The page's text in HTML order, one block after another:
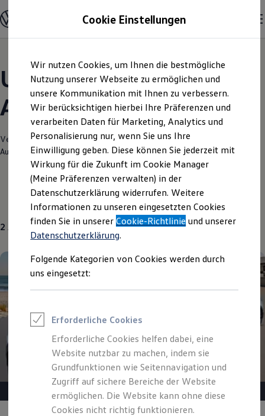
Hauptinhalt
springen
Footer
springen
Modelle und Konfigurator
Konfigurator
Modelle vergleichen
Elektroautos
ENERGY Sondermodelle
Nutzfahrzeuge
SUV und CUV
Familienautos
Kombis
Kompaktwagen
Sportwagen
Schnell verfügbare Fahrzeuge
Angebote und Produkte
Aktuelle Angebote
E-Auto-Förderung
Volkswagen Marktplatz
Die ENERGY Sondermodelle
Junge Gebrauchtwagen und Gebrauchtwagen
Volkswagen Zertifizierte Gebrauchtwagen
Elektromobilität bei Gebrauchtwagen
Saisonangebote
Reifenpakete
Leasing
Leasing-Angebote
Elektroauto Leasing
Kleinwagen-Leasing
Leasing ohne Anzahlung
Finanzierung
Autokredit mit Schlussrate
Versicherungen und Garantien
Kfz-Versicherung
Restschuldversicherungen
Garantien
Unsere aktuellen
Angebote und mehr
Verantwortlich für die Inhalte auf dieser Seite ist die Göthling - Kaufmann
Automobile GmbH(Impressum & Rechtliches)
2 Angebote
Cookie Einstellungen
Wir nutzen Cookies, um Ihnen die bestmögliche
Nutzung unserer Webseite zu ermöglichen und
unsere Kommunikation mit Ihnen zu verbessern.
Wir berücksichtigen hierbei Ihre Präferenzen und
verarbeiten Daten für Marketing, Analytics und
Personalisierung nur, wenn Sie uns Ihre
Einwilligung geben. Diese können Sie jederzeit mit
Wirkung für die Zukunft im Cookie Manager
(Meine Präferenzen verwalten) in der
Datenschutzerklärung widerrufen. Weitere
Informationen zu unseren eingesetzten Cookies
finden Sie in unsererCookie-Richtlinie und unserer
Datenschutzerklärung.
Folgende Kategorien von Cookies werden durch
uns eingesetzt:
Erforderliche Cookies
Erforderliche Cookies helfen dabei, eine
Website nutzbar zu machen, indem sie
Grundfunktionen wie Seitennavigation und
Zugriff auf sichere Bereiche der Website
ermöglichen. Die Website kann ohne diese
Cookies nicht richtig funktionieren.